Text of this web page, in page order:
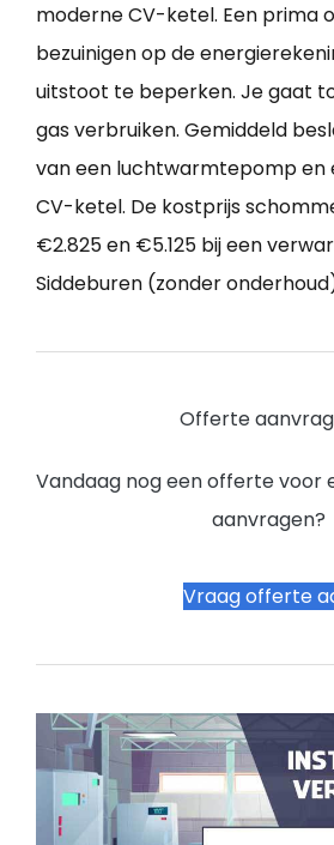
moderne CV-ketel. Een prima
bezuinigen op de
uitstoot te beperken. Je gaat
gas verbruiken. Gemiddeld
van een luchtwarmtepomp
CV-ketel. De kostprijs
€2.825 en €5.125 bij een
Siddeburen (zonder
Offerte
Vandaag nog een offerte voor
aanvragen?
Vraag offerte